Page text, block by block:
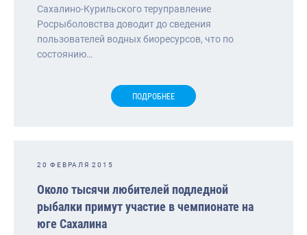
Сахалино-Курильского теруправление
Росрыболовства доводит до сведения
пользователей водных биоресурсов, что по
состоянию…
ПОДРОБНЕЕ
20 ФЕВРАЛЯ 2015
Около тысячи любителей подледной
рыбалки примут участие в чемпионате на
юге Сахалина